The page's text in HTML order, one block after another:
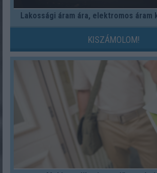
Lakossági áram ára, elektromos áram
KISZÁMOLOM!